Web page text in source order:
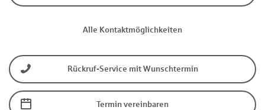
Alle Kontaktmöglichkeiten
Rückruf-Service mit Wunschtermin
Termin vereinbaren